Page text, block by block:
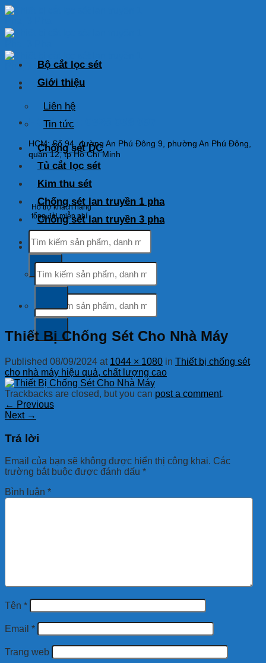
Skip
content
HOTLINE: 0925 038 097
HCM: Số 94, đường An Phú Đông 9, phường An Phú Đông,
quận 12, tp Hồ Chí Minh
Hỗ trợ khách hàng
tổng đài miễn phí
Tìm
kiếm:
kiếm:
Bộ cắt lọc sét
Giới thiệu
Liên hệ
Tin tức
Chống sét DC
Tủ cắt lọc sét
Kim thu sét
Chống sét lan truyền 1 pha
Chống sét lan truyền 3 pha
Tìm
kiếm:
Thiết Bị Chống Sét Cho Nhà Máy
Published 08/09/2024 at 1044 × 1080 in Thiết bị chống sét
cho nhà máy hiệu quả, chất lượng cao
Trackbacks are closed, but you can post a comment.
← Previous
Next →
Trả lời
Email của bạn sẽ không được hiển thị công khai. Các
trường bắt buộc được đánh dấu *
Bình luận *
Tên *
Email *
Trang web